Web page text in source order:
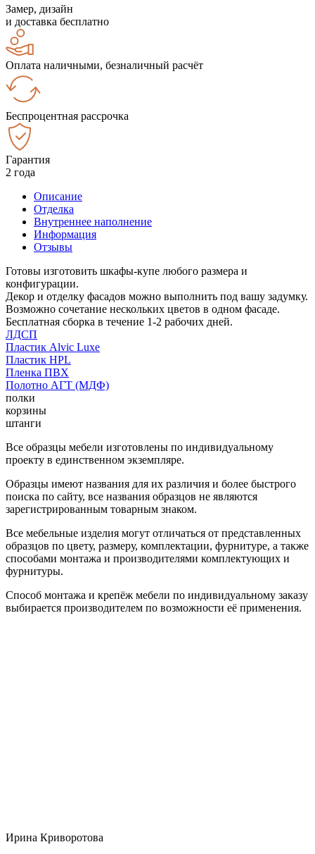
Замер, дизайн
и доставка бесплатно
Оплата наличными, безналичный расчёт
Беспроцентная рассрочка
Гарантия
2 года
Описание
Отделка
Внутреннее наполнение
Информация
Отзывы
Готовы изготовить шкафы-купе любого размера и
конфигурации.
Декор и отделку фасадов можно выполнить под вашу задумку.
Возможно сочетание нескольких цветов в одном фасаде.
Бесплатная сборка в течение 1-2 рабочих дней.
ЛДСП
Пластик Alvic Luxe
Пластик HPL
Пленка ПВХ
Полотно АГТ (МДФ)
полки
корзины
штанги
Все образцы мебели изготовлены по индивидуальному
проекту в единственном экземпляре.
Образцы имеют названия для их различия и более быстрого
поиска по сайту, все названия образцов не являются
зарегистрированным товарным знаком.
Все мебельные изделия могут отличаться от представленных
образцов по цвету, размеру, комплектации, фурнитуре, а также
способами монтажа и производителями комплектующих и
фурнитуры.
Способ монтажа и крепёж мебели по индивидуальному заказу
выбирается производителем по возможности её применения.
Ирина Криворотова